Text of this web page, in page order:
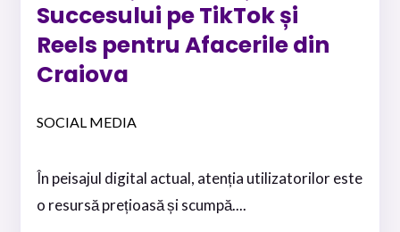
Succesului pe TikTok și
Reels pentru Afacerile din
Craiova
SOCIAL MEDIA
În peisajul digital actual, atenția utilizatorilor este
o resursă prețioasă și scumpă....